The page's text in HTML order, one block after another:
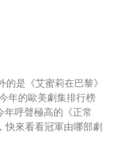
的是《艾蜜莉在巴黎》
年的歐美劇集排行榜
年呼聲極高的《正常
快來看看冠軍由哪部劇